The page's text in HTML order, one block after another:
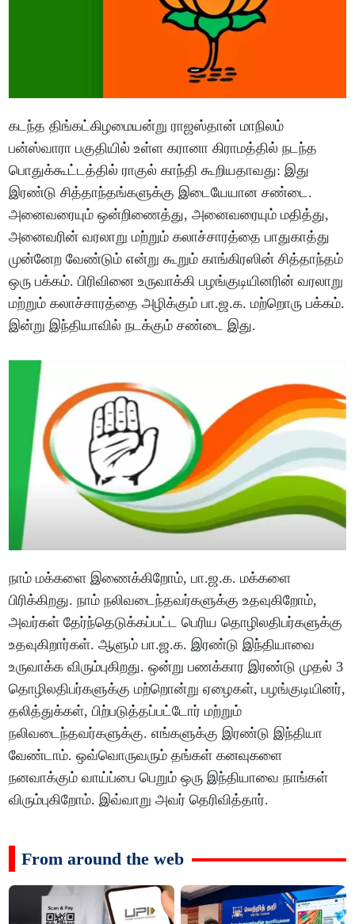
கடந்த திங்கட்கிழமையன்று ராஜஸ்தான் மாநிலம்
பன்ஸ்வாரா பகுதியில் உள்ள கரானா கிராமத்தில் நடந்த
பொதுக்கூட்டத்தில் ராகுல் காந்தி கூறியதாவது: இது
இரண்டு சித்தாந்தங்களுக்கு இடையேயான சண்டை.
அனைவரையும் ஒன்றிணைத்து, அனைவரையும் மதித்து,
அனைவரின் வரலாறு மற்றும் கலாச்சாரத்தை பாதுகாத்து
முன்னேற வேண்டும் என்று கூறும் காங்கிரஸின் சித்தாந்தம்
ஒரு பக்கம். பிரிவினை உருவாக்கி பழங்குடியினரின் வரலாறு
மற்றும் கலாச்சாரத்தை அழிக்கும் பா.ஜ.க. மற்றொரு பக்கம்.
இன்று இந்தியாவில் நடக்கும் சண்டை இது.
நாம் மக்களை இணைக்கிறோம், பா.ஜ.க. மக்களை
பிரிக்கிறது. நாம் நலிவடைந்தவர்களுக்கு உதவுகிறோம்,
அவர்கள் தேர்ந்தெடுக்கப்பட்ட பெரிய தொழிலதிபர்களுக்கு
உதவுகிறார்கள். ஆளும் பா.ஜ.க. இரண்டு இந்தியாவை
உருவாக்க விரும்புகிறது. ஒன்று பணக்கார இரண்டு முதல் 3
தொழிலதிபர்களுக்கு மற்றொன்று ஏழைகள், பழங்குடியினர்,
தலித்துக்கள், பிற்படுத்தப்பட்டோர் மற்றும்
நலிவடைந்தவர்களுக்கு. எங்களுக்கு இரண்டு இந்தியா
வேண்டாம். ஒவ்வொருவரும் தங்கள் கனவுகளை
நனவாக்கும் வாய்ப்பை பெறும் ஒரு இந்தியாவை நாங்கள்
விரும்புகிறோம். இவ்வாறு அவர் தெரிவித்தார்.
From around the web